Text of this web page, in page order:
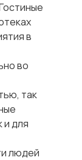
в
во
так
и для
людей